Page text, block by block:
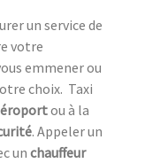
un service de
votre
emmener ou
choix. Taxi
ou à la
. Appeler un
un chauffeur